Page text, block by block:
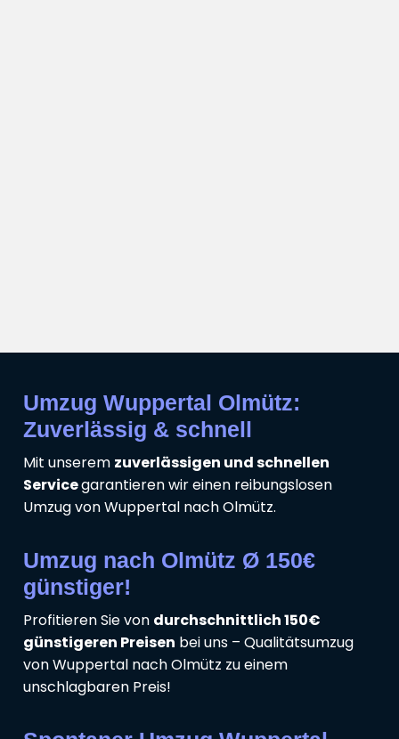
Umzug Wuppertal Olmütz:
Zuverlässig & schnell
Mit unserem zuverlässigen und schnellen
Servicegarantieren wir einen reibungslosen
Umzug von Wuppertal nach Olmütz.
Umzug nach Olmütz Ø 150€
günstiger!
Profitieren Sie von durchschnittlich 150€
günstigeren Preisen bei uns – Qualitätsumzug
von Wuppertal nach Olmütz zu einem
unschlagbaren Preis!